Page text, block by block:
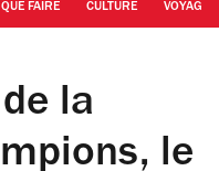
QUE FAIRE CULTURE VOYAGE
la
le